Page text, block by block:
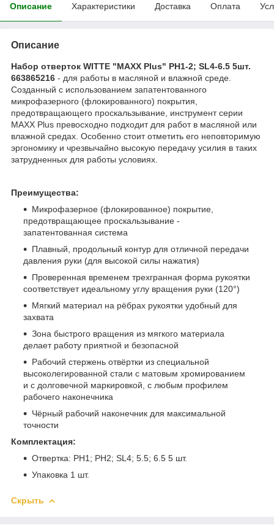
Описание Характеристики Доставка Оплата
Описание
Набор отверток WITTE "MAXX Plus" PH1-2; SL4-6.5 5шт.
663865216 - для работы в масляной и влажной среде.
Созданный с использованием запатентованного
микрофазерного (флокированного) покрытия,
предотвращающего проскальзывание, инструмент серии
MAXX Plus превосходно подходит для работ в масляной или
влажной средах. Особенно стоит отметить его неповторимую
эргономику и чрезвычайно высокую передачу усилия в таких
затрудненных для работы условиях.
Преимущества:
Микрофазерное (флокированное) покрытие,
предотвращающее проскальзывание -
запатентованная система
Плавный, продольный контур для отличной передачи
давления руки (для высокой силы нажатия)
Проверенная временем трехгранная форма рукоятки
соответствует идеальному углу вращения руки (120°)
Мягкий материал на рёбрах рукоятки удобный для
захвата
Зона быстрого вращения из мягкого материала
делает работу приятной и безопасной
Рабочий стержень отвëртки из специальной
высоколегированной стали с матовым хромированием
и с долговечной маркировкой, с любым профилем
рабочего наконечника
Чёрный рабочий наконечник для максимальной
точности
Комплектация:
Отвертка: PH1; PH2; SL4; 5.5; 6.5 5 шт.
Упаковка 1 шт.
Скрыть